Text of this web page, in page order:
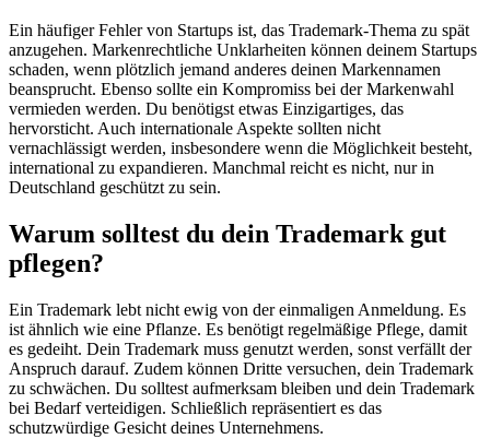
Ein häufiger Fehler von Startups ist, das Trademark-Thema zu spät
anzugehen. Markenrechtliche Unklarheiten können deinem Startups
schaden, wenn plötzlich jemand anderes deinen Markennamen
beansprucht. Ebenso sollte ein Kompromiss bei der Markenwahl
vermieden werden. Du benötigst etwas Einzigartiges, das
hervorsticht. Auch internationale Aspekte sollten nicht
vernachlässigt werden, insbesondere wenn die Möglichkeit besteht,
international zu expandieren. Manchmal reicht es nicht, nur in
Deutschland geschützt zu sein.
Warum solltest du dein Trademark gut
pflegen?
Ein Trademark lebt nicht ewig von der einmaligen Anmeldung. Es
ist ähnlich wie eine Pflanze. Es benötigt regelmäßige Pflege, damit
es gedeiht. Dein Trademark muss genutzt werden, sonst verfällt der
Anspruch darauf. Zudem können Dritte versuchen, dein Trademark
zu schwächen. Du solltest aufmerksam bleiben und dein Trademark
bei Bedarf verteidigen. Schließlich repräsentiert es das
schutzwürdige Gesicht deines Unternehmens.